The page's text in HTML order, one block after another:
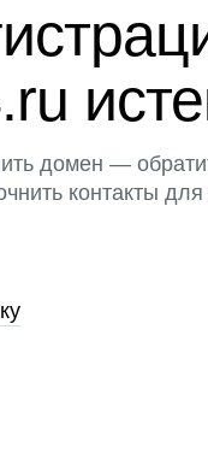
домен —
контакты